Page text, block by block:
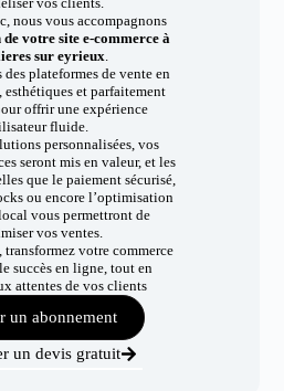
nous vous accompagnons
votre site e-commerce à
sur eyrieux.
plateformes de vente en
et parfaitement
offrir une expérience
fluide.
personnalisées, vos
seront mis en valeur, et les
que le paiement sécurisé,
ou encore l’optimisation
vous permettront de
vos ventes.
votre commerce
succès en ligne, tout en
attentes de vos clients
un abonnement
un devis gratuit